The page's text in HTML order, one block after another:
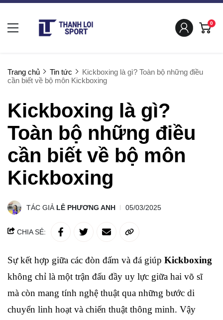
0
Trang chủ Tin tức
Kickboxing là gì? Toàn bộ những điều
cần biết về bộ môn Kickboxing
Kickboxing là gì?
Toàn bộ những điều
cần biết về bộ môn
Kickboxing
TÁC GIẢ LÊ PHƯƠNG ANH 05/03/2025
CHIA SẺ:
Sự kết hợp giữa các đòn đấm và đá giúp Kickboxing
không chỉ là một trận đấu đầy uy lực giữa hai võ sĩ
mà còn mang tính nghệ thuật qua những bước di
chuyển linh hoạt và chiến thuật thông minh. Vậy